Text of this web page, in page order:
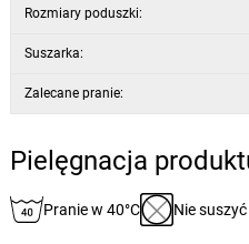
Rozmiary poduszki:
Suszarka:
Zalecane pranie:
Pielęgnacja
Pranie w 40°C Nie